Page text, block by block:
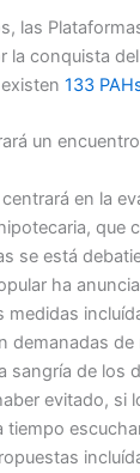
las
la conquista
133
un
en la
que
se está
ha
medidas
demanadas de
sangría de los
evitado, si
tiempo